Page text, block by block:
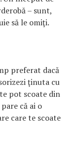
– sunt,
să le omiţi.
preferat dacă
ţinuta cu
pot scoate din
că ai o
care te scoate